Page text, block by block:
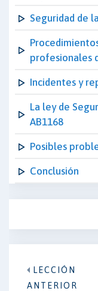
Seguridad de
profesionales
Incidentes y
La ley de
AB1168
Posibles
Conclusión
LECCIÓN
ANTERIOR